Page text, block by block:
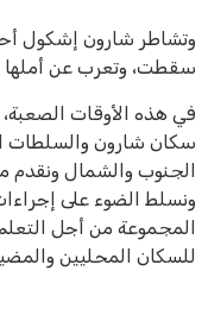
وتشاطر شارون إشكول
سقطت، وتعرب عن أملها
في هذه الأوقات
سكان شارون والسلطات
الجنوب والشمال ونقدم
ونسلط الضوء على
المجموعة من أجل
للسكان المحليين